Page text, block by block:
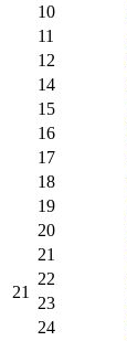
21
10
11
12
14
15
16
17
18
19
20
21
22
23
24